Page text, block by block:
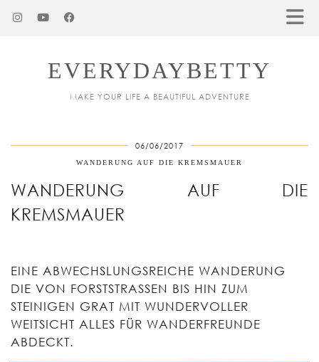
EVERYDAYBETTY
MAKE YOUR LIFE A BEAUTIFUL ADVENTURE
06/06/2017
WANDERUNG AUF DIE KREMSMAUER
WANDERUNG AUF DIE
KREMSMAUER
EINE ABWECHSLUNGSREICHE WANDERUNG
DIE VON FORSTSTRASSEN BIS HIN ZUM S
TEINIGEN GRAT MIT WUNDERVOLLER W
EITSICHT ALLES FÜR WANDERFREUNDE A
BDECKT.